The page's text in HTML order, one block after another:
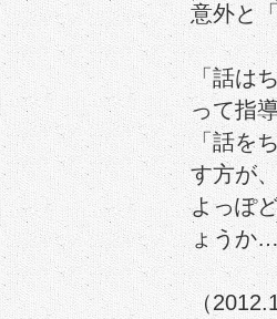
意外と
「話は
って指
「話を
す方が
よっぽ
ょうか
（